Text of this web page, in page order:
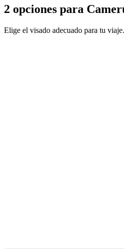
2 opciones para
Elige el visado adecuado para tu